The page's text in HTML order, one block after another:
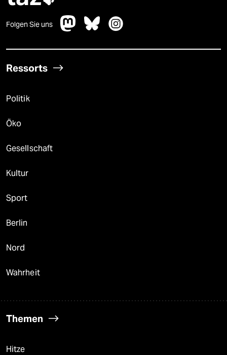
Folgen Sie uns
Ressorts
Politik
Öko
Gesellschaft
Kultur
Sport
Berlin
Nord
Wahrheit
Themen
Hitze